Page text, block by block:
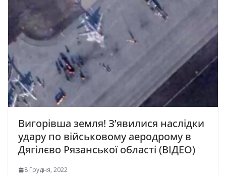
Вигорівша земля! З’явилися наслідки
удару по військовому аеродрому в
Дягілєво Рязанської області (ВІДЕО)
8 Грудня, 2022